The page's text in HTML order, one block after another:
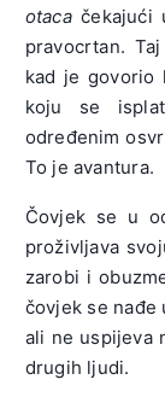
otacačekajući
pravocrtan.
kad je govorio
koju se
određenim
To je avantura.
Čovjek se u
proživljava
zarobi i
čovjek se nađe
ali ne uspijeva
drugih ljudi.